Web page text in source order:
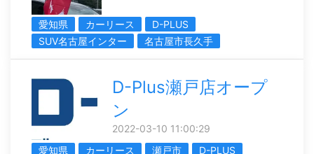
愛知県 カーリース
D-PLUS
SUV名古屋インター
名古屋市長久手
D-Plus瀬戸店オープ
ン
2022-03-10 11:00:29
愛知県
カーリース 瀬戸市 D-PLUS